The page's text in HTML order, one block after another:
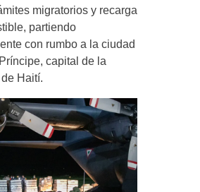
migratorios y recarga
partiendo
con rumbo a la ciudad
capital de la
Haití.